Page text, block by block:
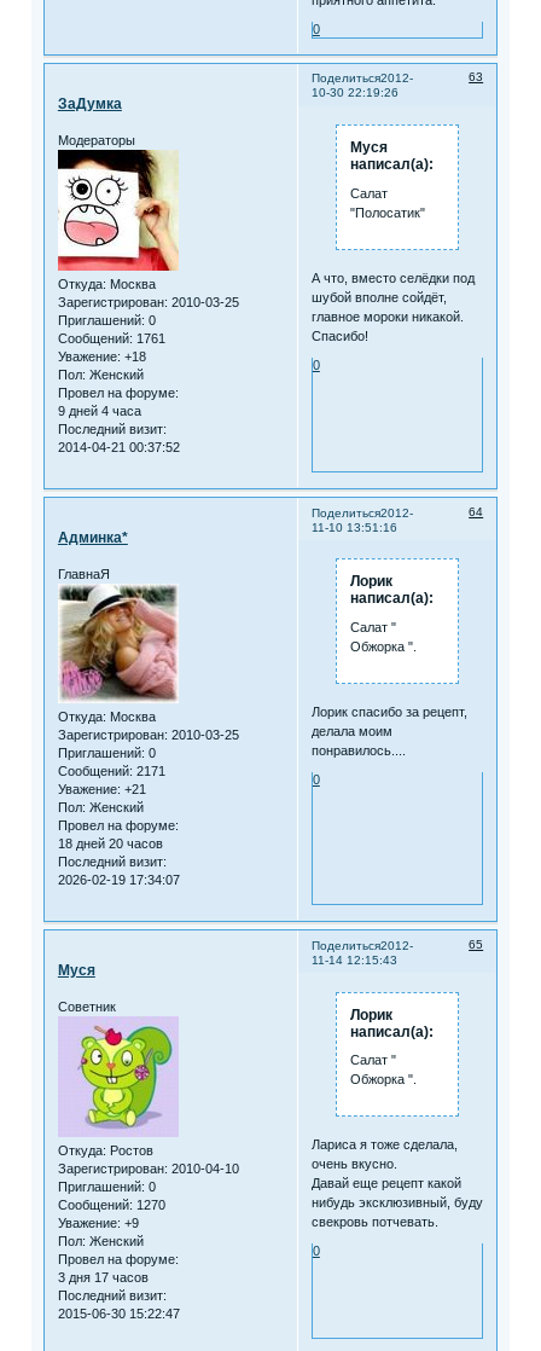
0
Поделиться 63
2012-
10-30 22:19:26
ЗаДумка
Модераторы
Откуда: Москва
Зарегистрирован: 2010-03-25
Приглашений: 0
Сообщений: 1761
Уважение: +18
Пол: Женский
Провел на форуме:
9 дней 4 часа
Последний визит:
2014-04-21 00:37:52
Муся
написал(а):
Салат
"Полосатик"
А что, вместо селёдки под
шубой вполне сойдёт,
главное мороки никакой.
Спасибо!
0
Поделиться 64
2012-
11-10 13:51:16
Админка*
ГлавнаЯ
Откуда: Москва
Зарегистрирован: 2010-03-25
Приглашений: 0
Сообщений: 2171
Уважение: +21
Пол: Женский
Провел на форуме:
18 дней 20 часов
Последний визит:
2026-02-19 17:34:07
Лорик
написал(а):
Салат "
Обжорка ".
Лорик спасибо за рецепт,
делала моим
понравилось....
0
Поделиться 65
2012-
11-14 12:15:43
Муся
Советник
Откуда: Ростов
Зарегистрирован: 2010-04-10
Приглашений: 0
Сообщений: 1270
Уважение: +9
Пол: Женский
Провел на форуме:
3 дня 17 часов
Последний визит:
2015-06-30 15:22:47
Лорик
написал(а):
Салат "
Обжорка ".
Лариса я тоже сделала,
очень вкусно.
Давай еще рецепт какой
нибудь эксклюзивный, буду
свекровь потчевать.
0